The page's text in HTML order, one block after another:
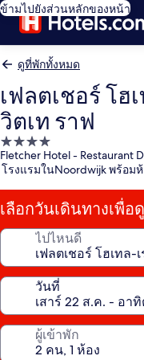
ข้ามไปยังส่วนหลักของหน้า
ดูที่พักทั้งหมด
เฟลตเชอร์ โฮ
วิตเท ราฟ
ที่พัก
4.0
Fletcher Hotel - Restaurant
โรงแรมในNoordwijk พร้อม
เลือกวันเดินทางเพื่อ
ไปไหนดี
วันที่
ผู้เข้าพัก